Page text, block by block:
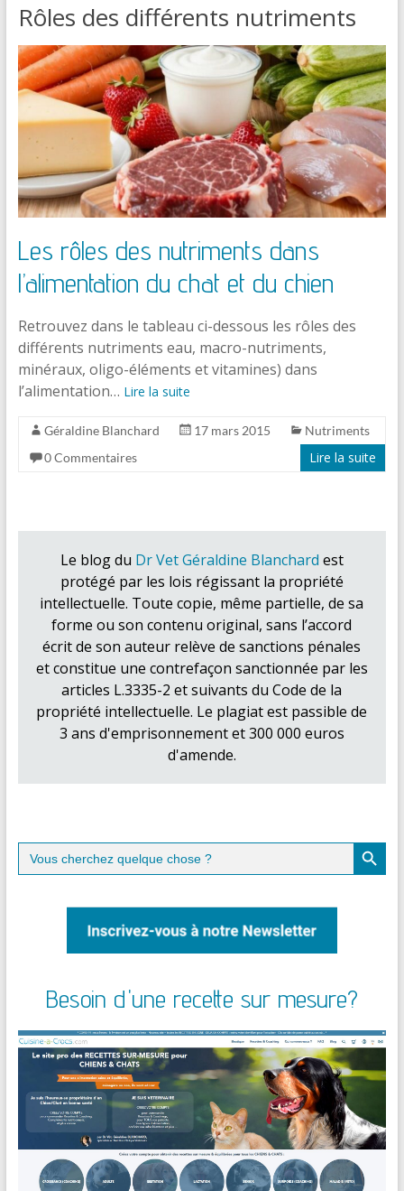
Rôles des différents nutriments
Les rôles des nutriments dans
l’alimentation du chat et du chien
Retrouvez dans le tableau ci-dessous les rôles des
différents nutriments eau, macro-nutriments,
minéraux, oligo-éléments et vitamines) dans
l’alimentation… Lire la suite
Géraldine Blanchard 17 mars 2015
Nutriments
0 Commentaires
Lire la suite
Le blog du Dr Vet Géraldine Blanchard est
protégé par les lois régissant la propriété
intellectuelle. Toute copie, même partielle, de sa
forme ou son contenu original, sans l’accord
écrit de son auteur relève de sanctions pénales
et constitue une contrefaçon sanctionnée par les
articles L.3335-2 et suivants du Code de la
propriété intellectuelle. Le plagiat est passible de
3 ans d'emprisonnement et 300 000 euros
d'amende.
Search
for:
Search Button
Besoin d'une recette sur mesure?